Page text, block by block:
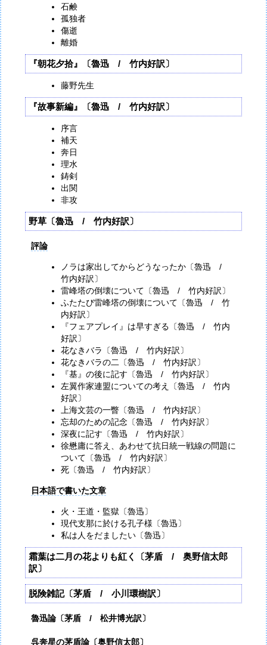
石鹸
孤独者
傷逝
離婚
『朝花夕拾』〔魯迅 / 竹内好訳〕
藤野先生
『故事新編』〔魯迅 / 竹内好訳〕
序言
補天
奔日
理水
鋳剣
出関
非攻
野草〔魯迅 / 竹内好訳〕
評論
ノラは家出してからどうなったか〔魯迅 /
竹内好訳〕
雷峰塔の倒壊について〔魯迅 / 竹内好訳〕
ふたたび雷峰塔の倒壊について〔魯迅 / 竹
内好訳〕
『フェアプレイ』は早すぎる〔魯迅 / 竹内
好訳〕
花なきバラ〔魯迅 / 竹内好訳〕
花なきバラの二〔魯迅 / 竹内好訳〕
『基』の後に記す〔魯迅 / 竹内好訳〕
左翼作家連盟についての考え〔魯迅 / 竹内
好訳〕
上海文芸の一瞥〔魯迅 / 竹内好訳〕
忘却のための記念〔魯迅 / 竹内好訳〕
深夜に記す〔魯迅 / 竹内好訳〕
徐懋庸に答え、あわせて抗日統一戦線の問題に
ついて〔魯迅 / 竹内好訳〕
死〔魯迅 / 竹内好訳〕
日本語で書いた文章
火・王道・監獄〔魯迅〕
現代支那に於ける孔子様〔魯迅〕
私は人をだましたい〔魯迅〕
霜葉は二月の花よりも紅く〔茅盾 / 奥野信太郎
訳〕
脱険雑記〔茅盾 / 小川環樹訳〕
魯迅論〔茅盾 / 松井博光訳〕
呉奔星の茅盾論〔奥野信太郎〕